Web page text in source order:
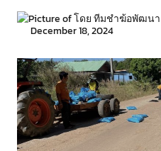
December 18, 2024